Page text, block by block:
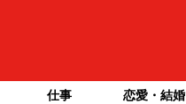
仕事 恋愛・結婚